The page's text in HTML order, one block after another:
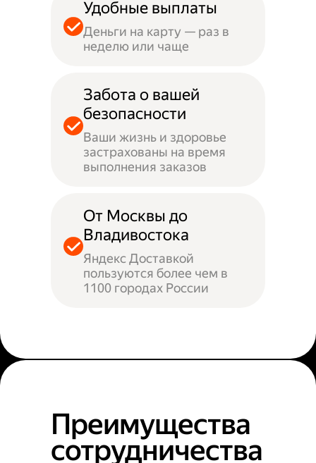
Удобные выплаты
Деньги на карту — раз в
неделю или чаще
Забота о вашей
безопасности
Ваши жизнь и здоровье
застрахованы на время
выполнения заказов
От Москвы до
Владивостока
Яндекс Доставкой
пользуются более чем в
1100 городах России
Преимущества
сотрудничества